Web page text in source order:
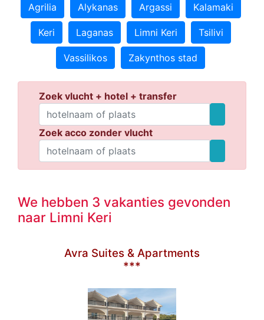
Agrilia Alykanas Argassi Kalamaki
Keri Laganas Limni Keri Tsilivi
Vassilikos Zakynthos stad
Zoek vlucht + hotel + transfer
Zoek acco zonder vlucht
We hebben 3 vakanties gevonden
naar Limni Keri
Avra Suites & Apartments
***